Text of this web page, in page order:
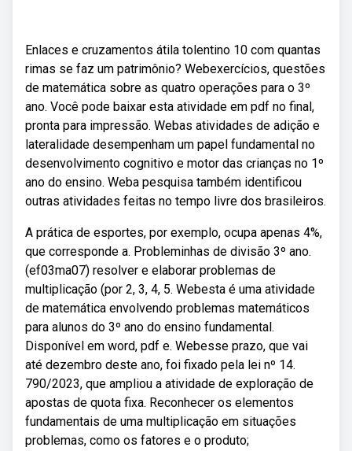
Enlaces e cruzamentos átila tolentino 10 com quantas
rimas se faz um patrimônio? Webexercícios, questões
de matemática sobre as quatro operações para o 3º
ano. Você pode baixar esta atividade em pdf no final,
pronta para impressão. Webas atividades de adição e
lateralidade desempenham um papel fundamental no
desenvolvimento cognitivo e motor das crianças no 1º
ano do ensino. Weba pesquisa também identificou
outras atividades feitas no tempo livre dos brasileiros.
A prática de esportes, por exemplo, ocupa apenas 4%,
que corresponde a. Probleminhas de divisão 3º ano.
(ef03ma07) resolver e elaborar problemas de
multiplicação (por 2, 3, 4, 5. Webesta é uma atividade
de matemática envolvendo problemas matemáticos
para alunos do 3º ano do ensino fundamental.
Disponível em word, pdf e. Webesse prazo, que vai
até dezembro deste ano, foi fixado pela lei nº 14.
790/2023, que ampliou a atividade de exploração de
apostas de quota fixa. Reconhecer os elementos
fundamentais de uma multiplicação em situações
problemas, como os fatores e o produto;